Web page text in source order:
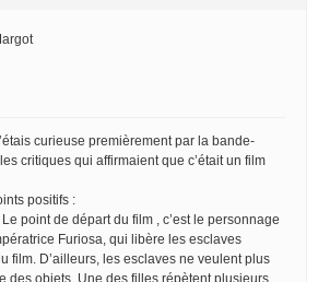
curieuse premièrement par la bande-
critiques qui affirmaient que c’était un film
positifs :
point de départ du film , c’est le personnage
Furiosa, qui libère les esclaves
film. D’ailleurs, les esclaves ne veulent plus
des objets. Une des filles répètent plusieurs